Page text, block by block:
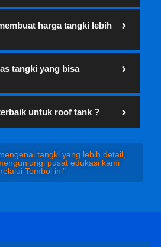
harga tangki lebih
tangki yang bisa
untuk roof tank ?
tangki yang lebih detail,
pusat edukasi kami
Tombol ini"